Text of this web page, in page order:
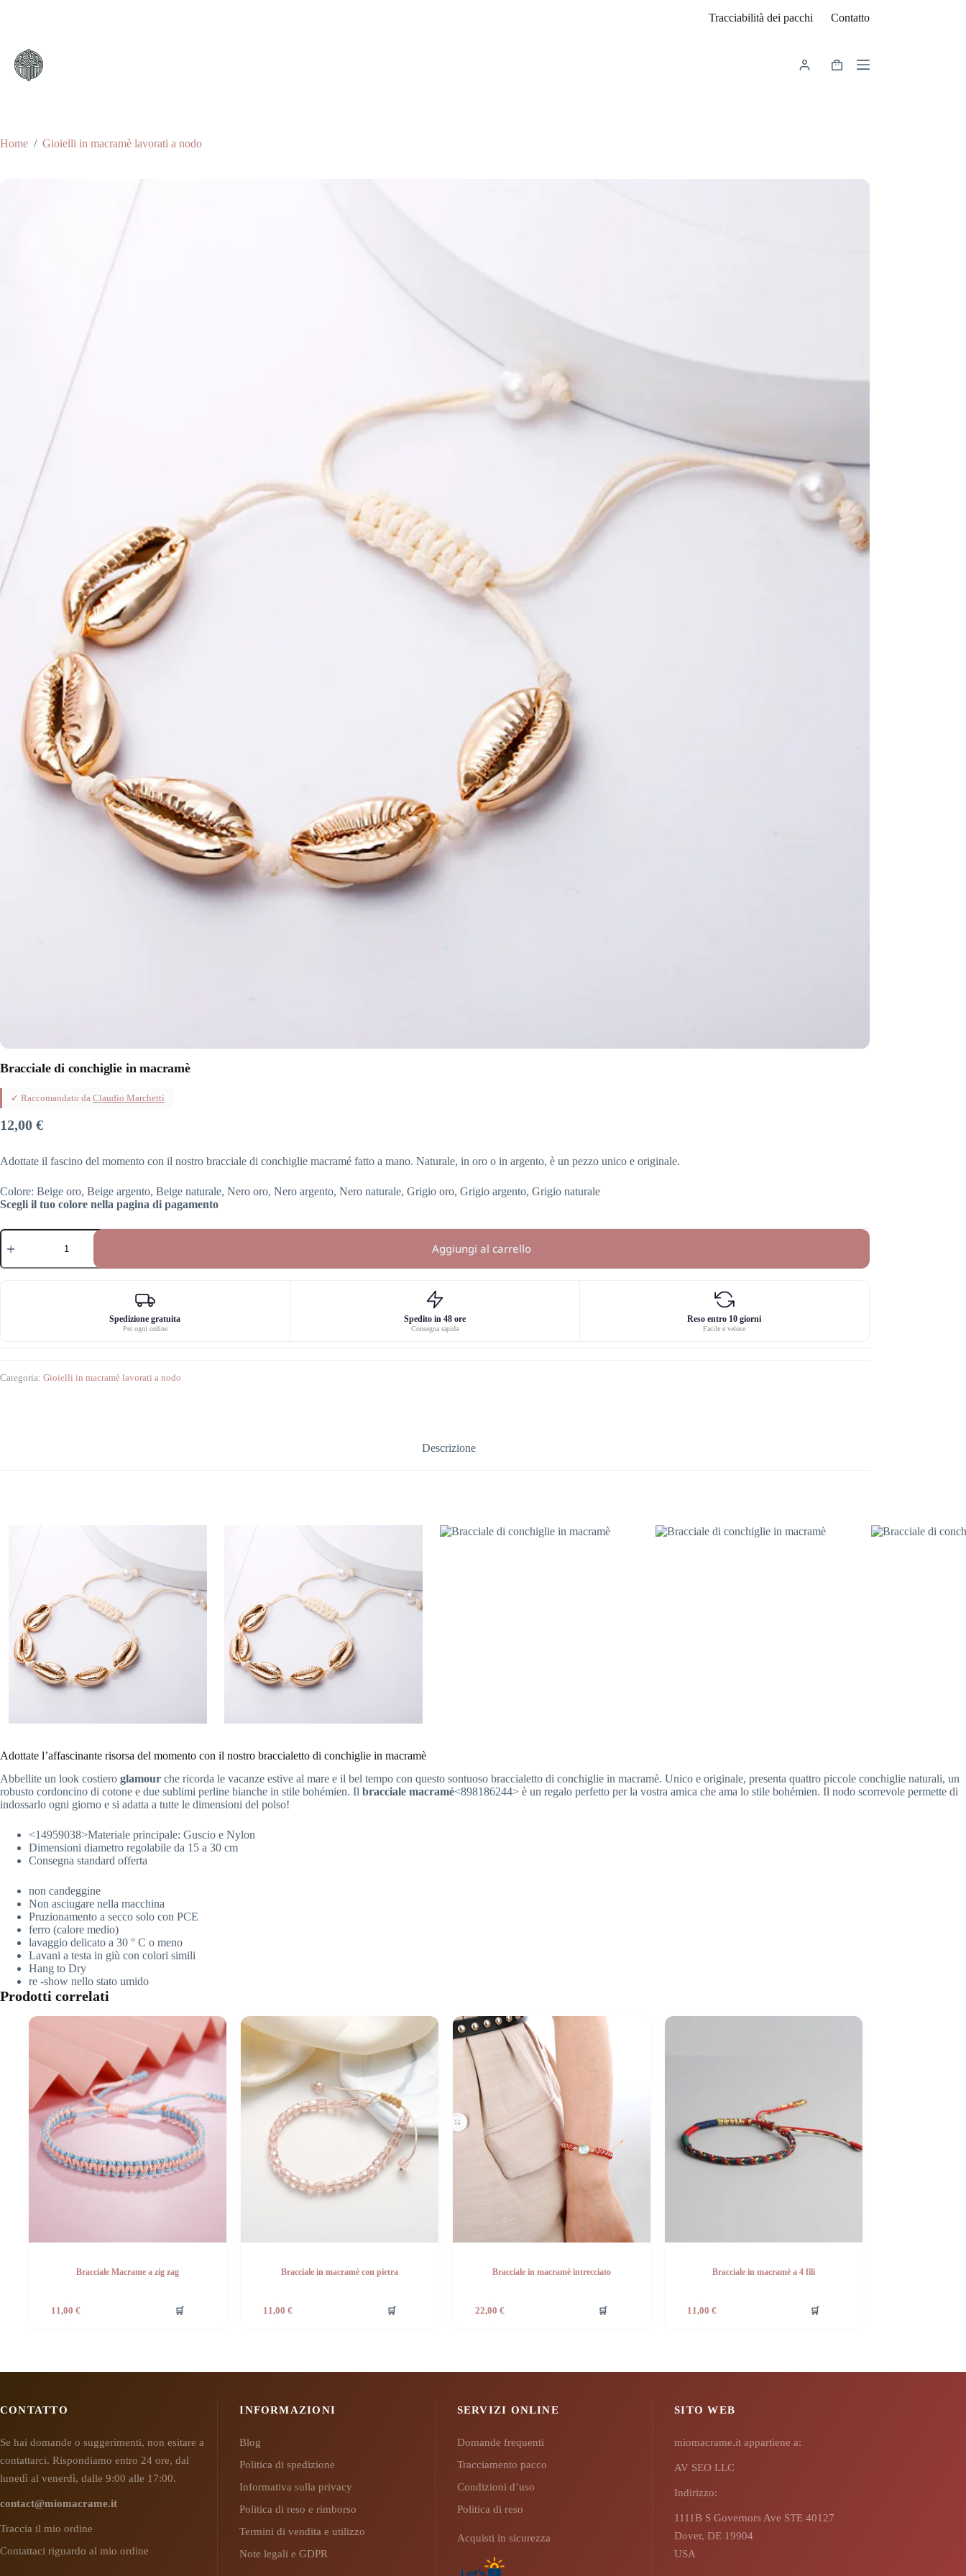
Tracciabilità dei pacchi Contatto
Carrello
Home / Gioielli in macramè lavorati a nodo
Bracciale di conchiglie in macramè
✓ Raccomandato da Claudio Marchetti
12,00 €
Adottate il fascino del momento con il nostro bracciale di conchiglie macramé fatto a mano. Naturale, in oro o in argento, è un pezzo unico e originale.
Colore: Beige oro, Beige argento, Beige naturale, Nero oro, Nero argento, Nero naturale, Grigio oro, Grigio argento, Grigio naturale
Scegli il tuo colore nella pagina di pagamento
Bracciale
di
in
Aggiungi al carrello
Spedizione gratuita
Per ogni ordine
Spedito in 48 ore
Consegna rapida
Reso entro 10 giorni
Facile e veloce
Categoria: Gioielli in macramè lavorati a nodo
Descrizione
Adottate l’affascinante risorsa del momento con il nostro braccialetto di conchiglie in macramè
Abbellite un look costiero glamour che ricorda le vacanze estive al mare e il bel tempo con questo sontuoso braccialetto di conchiglie in macramè. Unico e originale, presenta quattro piccole conchiglie naturali, un
robusto cordoncino di cotone e due sublimi perline bianche in stile bohémien. Il bracciale macramé<898186244> è un regalo perfetto per la vostra amica che ama lo stile bohémien. Il nodo scorrevole permette di
indossarlo ogni giorno e si adatta a tutte le dimensioni del polso!
<14959038>Materiale principale: Guscio e Nylon
Dimensioni diametro regolabile da 15 a 30 cm
Consegna standard offerta
non candeggine
Non asciugare nella macchina
Pruzionamento a secco solo con PCE
ferro (calore medio)
lavaggio delicato a 30 ° C o meno
Lavani a testa in giù con colori simili
Hang to Dry
re -show nello stato umido
Prodotti correlati
Bracciale Macrame a zig zag
11,00€ 🛒
Bracciale in macramè con pietra
11,00€ 🛒
Bracciale in macramè intrecciato
22,00 € 🛒
Bracciale in macramè a 4 fili
11,00 € 🛒
CONTATTO
Se hai domande o suggerimenti, non esitare a
contattarci. Rispondiamo entro 24 ore, dal
lunedì al venerdì, dalle 9:00 alle 17:00.
contact@miomacrame.it
Traccia il mio ordine
Contattaci riguardo al mio ordine
INFORMAZIONI
Blog
Politica di spedizione
Informativa sulla privacy
Politica di reso e rimborso
Termini di vendita e utilizzo
Note legali e GDPR
SERVIZI ONLINE
Domande frequenti
Tracciamento pacco
Condizioni d’uso
Politica di reso
Acquisti in sicurezza
SITO WEB
miomacrame.it appartiene a:
AV SEO LLC
Indirizzo:
1111B S Governors Ave STE 40127
Dover, DE 19904
USA